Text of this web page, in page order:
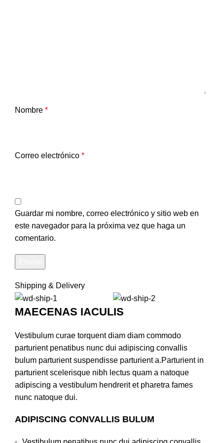
Nombre *
Correo electrónico *
Guardar mi nombre, correo electrónico y sitio web en
este navegador para la próxima vez que haga un
comentario.
Shipping & Delivery
MAECENAS IACULIS
Vestibulum curae torquent diam diam commodo
parturient penatibus nunc dui adipiscing convallis
bulum parturient suspendisse parturient a.Parturient in
parturient scelerisque nibh lectus quam a natoque
adipiscing a vestibulum hendrerit et pharetra fames
nunc natoque dui.
ADIPISCING CONVALLIS BULUM